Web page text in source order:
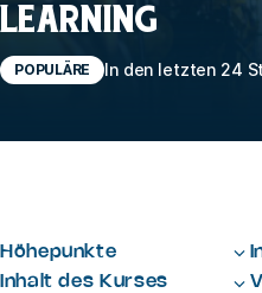
LEARNING
POPULÄRE In den letzten 24
Höhepunkte
Inhalt des Kurses